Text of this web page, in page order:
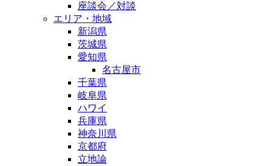
座談会／対談
エリア・地域
新潟県
茨城県
愛知県
名古屋市
千葉県
岐阜県
ハワイ
兵庫県
神奈川県
京都府
立地論